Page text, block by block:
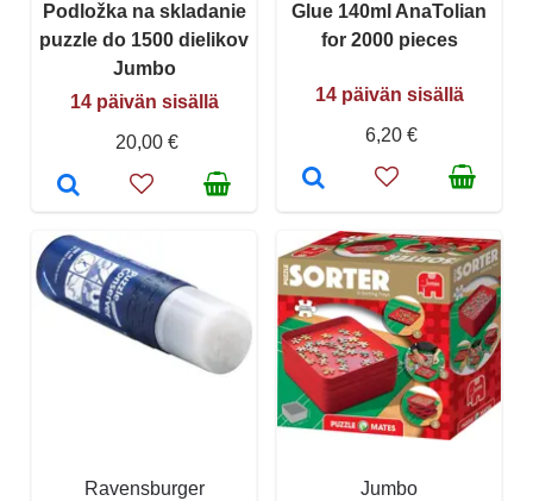
Podložka na skladanie
puzzle do 1500 dielikov
Jumbo
14 päivän sisällä
20,00 €
Glue 140ml AnaTolian
for 2000 pieces
14 päivän sisällä
6,20 €
Ravensburger Jumbo